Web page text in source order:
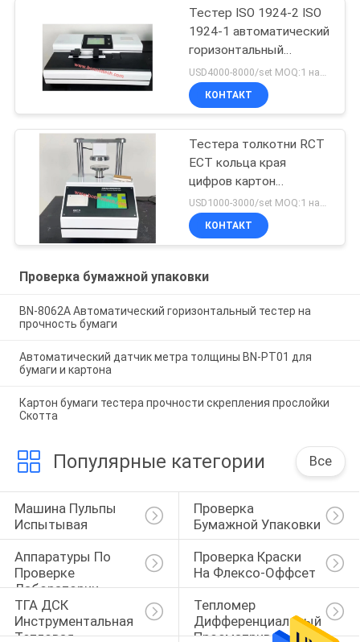
Тестер ISO 1924-2 ISO
1924-1 автоматический
горизонтальный
растяжимый для
салфетки
КОНТАКТ
Тестера толкотни RCT
ECT кольца края
цифров картон
автоматического
рифленый
USD1000-3000/set MOQ:1 набор
КОНТАКТ
Проверка бумажной упаковки
BN-8062A Автоматический горизонтальный тестер на
прочность бумаги
Автоматический датчик метра толщины BN-PT01 для
бумаги и картона
Картон бумаги тестера прочности скрепления прослойки
Скотта
Популярные категории Все
Машина Пульпы
Испытывая
Проверка
Бумажной Упаковки
Аппаратуры По
Проверке
Лаборатории
Проверка Краски
На Флексо-Оффсет
ТГА ДСК
Инструментальная
Тепловая
Тепломер
Дифференциальный
Просматривать